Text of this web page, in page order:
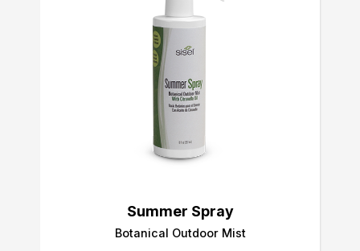
Summer Spray
Botanical Outdoor Mist